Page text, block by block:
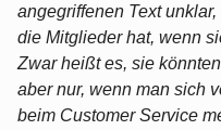
angegriffenen Text
die Mitglieder hat, wenn
Zwar heißt es, sie
aber nur, wenn man sich
beim Customer Service